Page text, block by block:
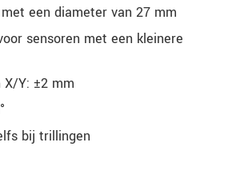
een diameter van 27 mm
sensoren met een kleinere
Y: ±2 mm
bij trillingen